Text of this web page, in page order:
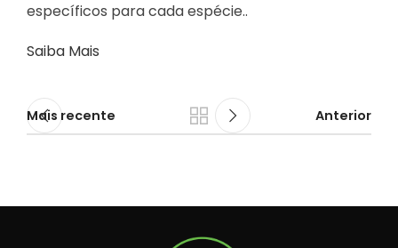
específicos para cada espécie..
Saiba Mais
Mais recente Anterior